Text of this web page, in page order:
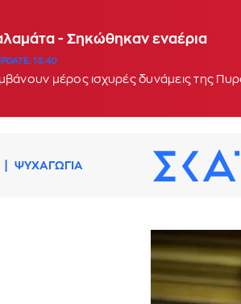
- Σηκώθηκαν εναέρια
13:40
μέρος ισχυρές δυνάμεις της
ΨΥΧΑΓΩΓΙΑ